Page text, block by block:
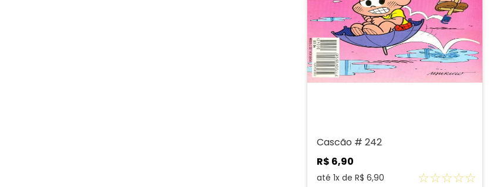
Cascão # 242
R$ 6,90
até 1x de R$ 6,90 ☆☆☆☆☆